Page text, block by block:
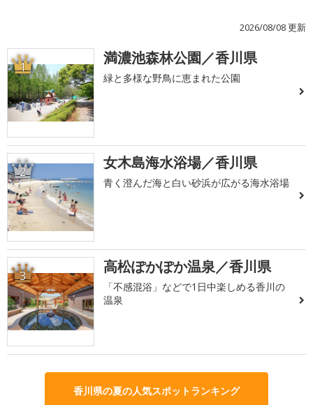
2026/08/08 更新
1 満濃池森林公園／香川県
緑と多様な野鳥に恵まれた公園
2 女木島海水浴場／香川県
青く澄んだ海と白い砂浜が広がる海水浴場
3 高松ぽかぽか温泉／香川県
「不感混浴」などで1日中楽しめる香川の
温泉
香川県の夏の人気スポットランキング